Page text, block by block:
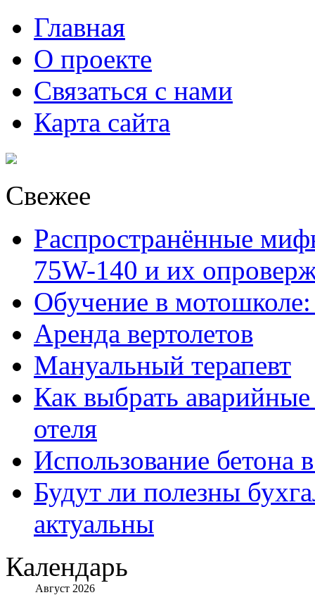
Главная
О проекте
Связаться с нами
Карта сайта
Свежее
Распространённые
75W-140 и их
Обучение в
Аренда вертолетов
Мануальный терапевт
Как выбрать
отеля
Использование бетона
Будут ли полезны
актуальны
Календарь
Август 2026